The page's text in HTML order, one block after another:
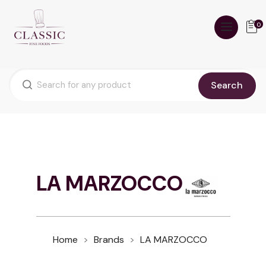
Search
0
LA MARZOCCO
Home Brands LA MARZOCCO